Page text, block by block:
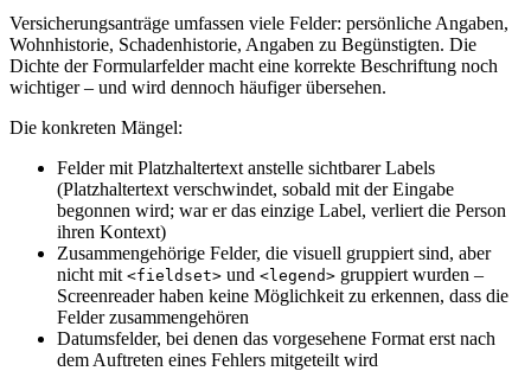
Versicherungsanträge umfassen viele Felder: persönliche Angaben,
Wohnhistorie, Schadenhistorie, Angaben zu Begünstigten. Die
Dichte der Formularfelder macht eine korrekte Beschriftung noch
wichtiger – und wird dennoch häufiger übersehen.
Die konkreten Mängel:
Felder mit Platzhaltertext anstelle sichtbarer Labels
(Platzhaltertext verschwindet, sobald mit der Eingabe
begonnen wird; war er das einzige Label, verliert die Person
ihren Kontext)
Zusammengehörige Felder, die visuell gruppiert sind, aber
nicht mit <fieldset> und <legend> gruppiert wurden –
Screenreader haben keine Möglichkeit zu erkennen, dass die
Felder zusammengehören
Datumsfelder, bei denen das vorgesehene Format erst nach
dem Auftreten eines Fehlers mitgeteilt wird